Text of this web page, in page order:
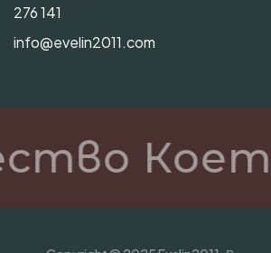
276 141
info@evelin2011.com